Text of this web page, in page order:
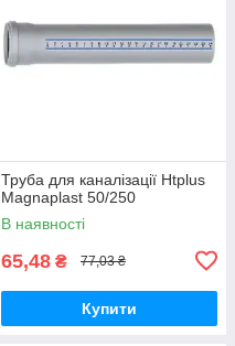
Труба для каналізації Htplus
Magnaplast 50/250
В наявності
65,48 ₴ 77,03 ₴
Купити